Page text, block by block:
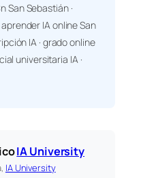
San Sebastián ·
IA online San
IA · grado online
universitaria IA ·
IA University
IA University